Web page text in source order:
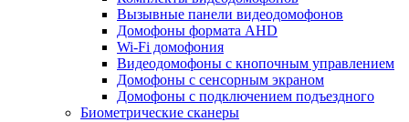
Вызывные панели видеодомофонов
Домофоны формата AHD
Wi-Fi домофония
Видеодомофоны с кнопочным управлением
Домофоны с сенсорным экраном
Домофоны с подключением подъездного
Биометрические сканеры